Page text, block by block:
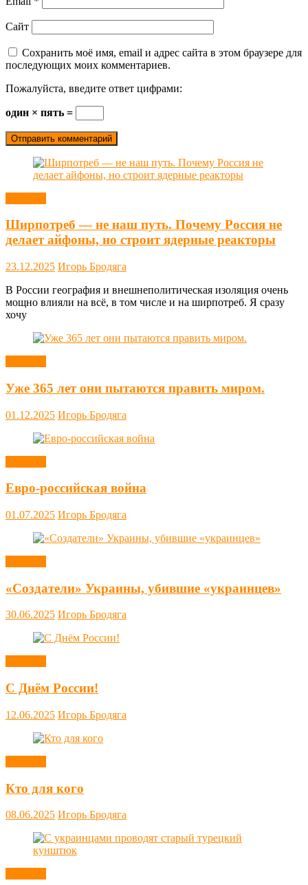
Сайт
Сохранить моё имя, email и адрес сайта в этом браузере для
последующих моих комментариев.
Пожалуйста, введите ответ цифрами:
один × пять =
Ширпотреб — не наш путь. Почему Россия не
делает айфоны, но строит ядерные реакторы
23.12.2025 Игорь Бродяга
В России география и внешнеполитическая изоляция очень
мощно влияли на всё, в том числе и на ширпотреб. Я сразу
хочу
Уже 365 лет они пытаются править миром.
01.12.2025 Игорь Бродяга
Евро-российская война
01.07.2025 Игорь Бродяга
«Создатели» Украины, убившие «украинцев»
30.06.2025 Игорь Бродяга
С Днём России!
12.06.2025 Игорь Бродяга
Кто для кого
08.06.2025 Игорь Бродяга